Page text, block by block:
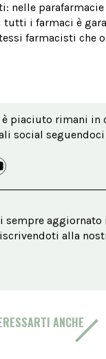
nelle parafarmacie
tutti i farmaci è
farmacisti che
piaciuto rimani in
social seguendoci
sempre
alla
ANCHE